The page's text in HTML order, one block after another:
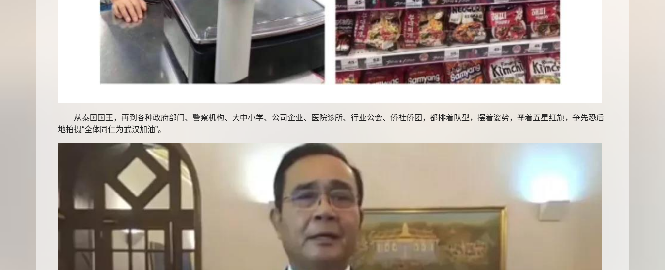
从泰国国王，再到各种政府部门、警察机构、大中小学、公司企业、医院诊所、行业公会、侨社侨团，都排着队型，摆着姿势，举着五星红旗，争先恐后
地拍摄“全体同仁为武汉加油”。